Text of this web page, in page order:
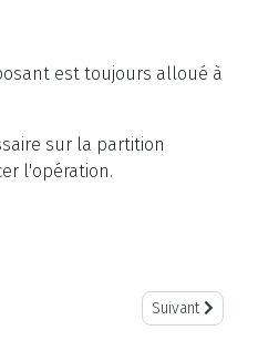
est toujours alloué à
sur la partition
l'opération.
état 'incomplete' sur un châssis
Article suivant :
Suivant